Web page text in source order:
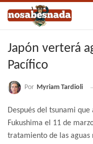
Japón verterá
Pacífico
Por Myriam Tardioli
Después del tsunami
Fukushima el 11 de
tratamiento de las aguas